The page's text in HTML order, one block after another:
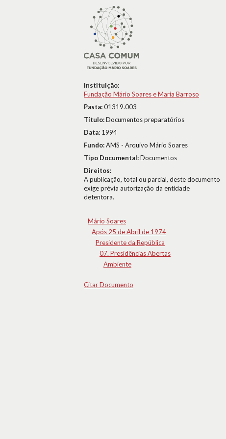
Instituição:
Fundação Mário Soares e Maria Barroso
Pasta:01319.003
Título:Documentos preparatórios
Data: 1994
Fundo:AMS - Arquivo Mário Soares
Tipo Documental:Documentos
Direitos:
A publicação, total ou parcial, deste documento
exige prévia autorização da entidade
detentora.
Mário Soares
Após 25 de Abril de 1974
Presidente da República
07. Presidências Abertas
Ambiente
Citar Documento